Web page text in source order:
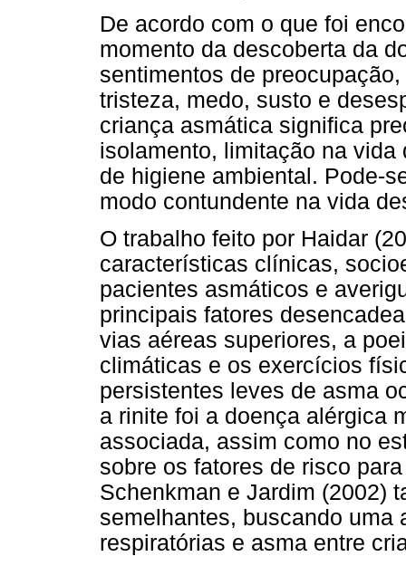
De acordo com o que foi
momento da descoberta da
sentimentos de
tristeza, medo, susto e
criança asmática significa
isolamento, limitação na
de higiene ambiental. Pode-
modo contundente na vida
O trabalho feito por Haidar
características clínicas,
pacientes asmáticos e
principais fatores
vias aéreas superiores, a
climáticas e os exercícios
persistentes leves de asma
a rinite foi a doença alérgica
associada, assim como no
sobre os fatores de risco
Schenkman e Jardim (2002)
semelhantes, buscando uma
respiratórias e asma entre